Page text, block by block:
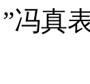
冯真